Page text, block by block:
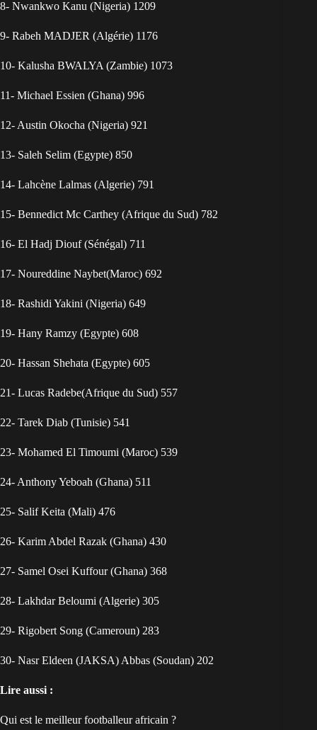
8- Nwankwo Kanu (Nigeria) 1209
9- Rabeh MADJER (Algérie) 1176
10- Kalusha BWALYA (Zambie) 1073
11- Michael Essien (Ghana) 996
12- Austin Okocha (Nigeria) 921
13- Saleh Selim (Egypte) 850
14- Lahcène Lalmas (Algerie) 791
15- Bennedict Mc Carthey (Afrique du Sud) 782
16- El Hadj Diouf (Sénégal) 711
17- Noureddine Naybet(Maroc) 692
18- Rashidi Yakini (Nigeria) 649
19- Hany Ramzy (Egypte) 608
20- Hassan Shehata (Egypte) 605
21- Lucas Radebe(Afrique du Sud) 557
22- Tarek Diab (Tunisie) 541
23- Mohamed El Timoumi (Maroc) 539
24- Anthony Yeboah (Ghana) 511
25- Salif Keita (Mali) 476
26- Karim Abdel Razak (Ghana) 430
27- Samel Osei Kuffour (Ghana) 368
28- Lakhdar Beloumi (Algerie) 305
29- Rigobert Song (Cameroun) 283
30- Nasr Eldeen (JAKSA) Abbas (Soudan) 202
Lire aussi :
Qui est le meilleur footballeur africain ?